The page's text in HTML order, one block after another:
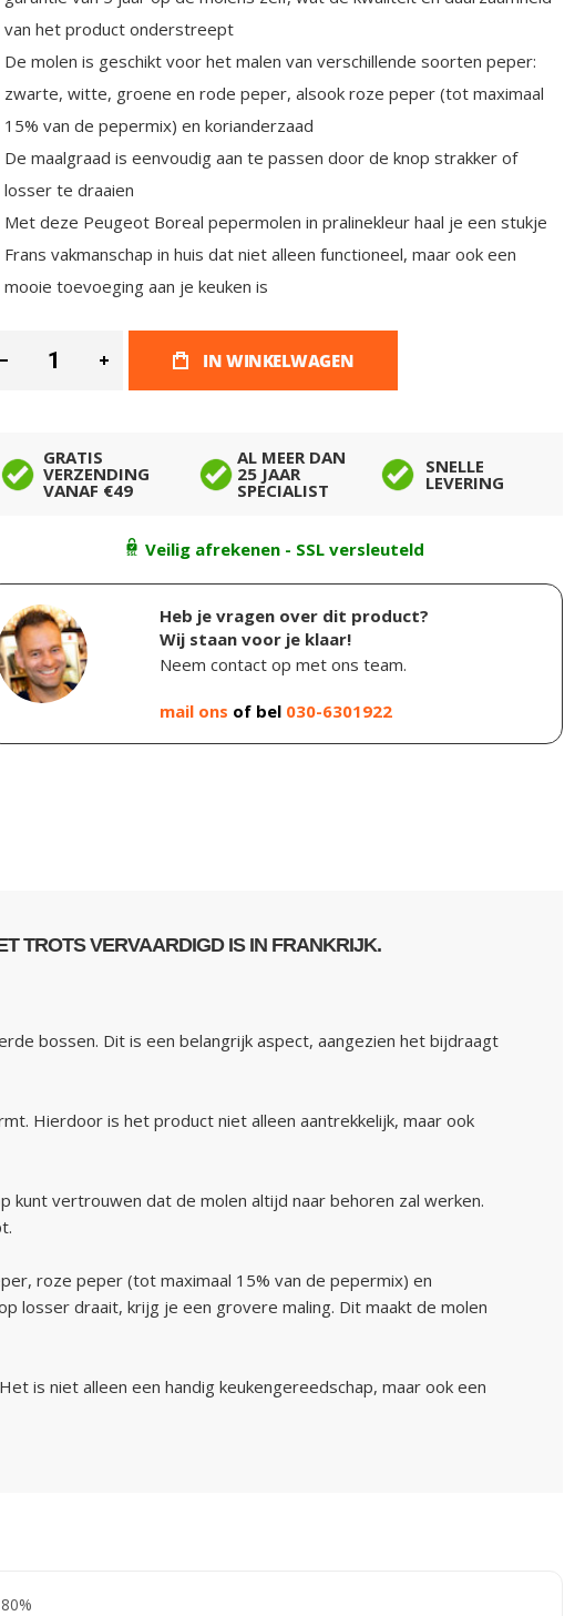
van het product onderstreept
De molen is geschikt voor het malen van verschillende soorten peper:
zwarte, witte, groene en rode peper, alsook roze peper (tot maximaal
15% van de pepermix) en korianderzaad
De maalgraad is eenvoudig aan te passen door de knop strakker of
losser te draaien
Met deze Peugeot Boreal pepermolen in pralinekleur haal je een stukje
Frans vakmanschap in huis dat niet alleen functioneel, maar ook een
mooie toevoeging aan je keuken is
IN WINKELWAGEN
GRATIS
VERZENDING
VANAF €49
AL MEER DAN
25 JAAR
SPECIALIST
SNELLE
LEVERING
Veilig afrekenen - SSL versleuteld
Heb je vragen over dit product?
Wij staan voor je klaar!
Neem contact op met ons team.
mail ons of bel 030-6301922
TROTS VERVAARDIGD IS IN FRANKRIJK.
bossen. Dit is een belangrijk aspect, aangezien het bijdraagt
Hierdoor is het product niet alleen aantrekkelijk, maar ook
vertrouwen dat de molen altijd naar behoren zal werken.
roze peper (tot maximaal 15% van de pepermix) en
losser draait, krijg je een grovere maling. Dit maakt de molen
is niet alleen een handig keukengereedschap, maar ook een
80%